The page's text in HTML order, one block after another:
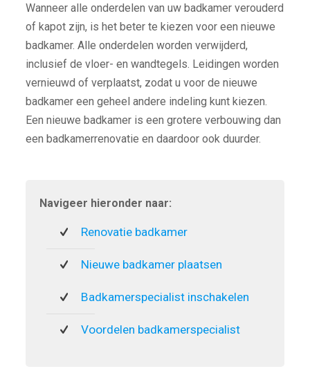
Wanneer alle onderdelen van uw badkamer verouderd
of kapot zijn, is het beter te kiezen voor een nieuwe
badkamer. Alle onderdelen worden verwijderd,
inclusief de vloer- en wandtegels. Leidingen worden
vernieuwd of verplaatst, zodat u voor de nieuwe
badkamer een geheel andere indeling kunt kiezen.
Een nieuwe badkamer is een grotere verbouwing dan
een badkamerrenovatie en daardoor ook duurder.
Navigeer hieronder naar:
Renovatie badkamer
Nieuwe badkamer plaatsen
Badkamerspecialist inschakelen
Voordelen badkamerspecialist